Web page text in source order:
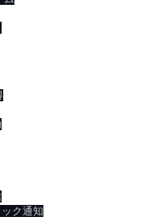
ク通知